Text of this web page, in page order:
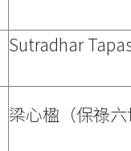
Sutradhar
梁心楹（保祿六